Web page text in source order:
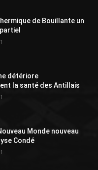
de Bouillante un
détériore
la santé des Antillais
Monde nouveau
Condé